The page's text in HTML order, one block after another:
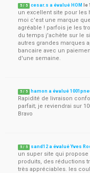
5 / 5 cesar.s a évalué HOM le
un excellent site pour les
moi c'est une marque
agréable ! parfois je les
du temps j'achète sur le
autres grandes marques
bancaire avec un
d'une semaine.
5 / 5 hamon a évalué
Rapidité de livraison
parfait; je reviendrai sur
Bravo
5 / 5 sand12 a évalué Yves
un super site qui
produits, des réductions
très appréciables. les